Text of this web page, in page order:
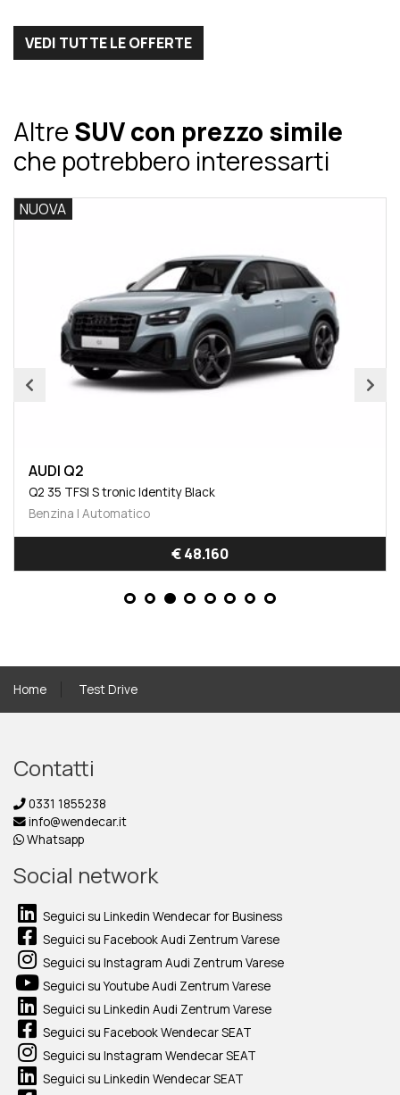
VEDI TUTTE LE OFFERTE
AltreSUV con prezzo simile
che potrebbero interessarti
NUOVA
AUDI Q2
Q2 35 TFSI S tronic Identity Black
Benzina | Automatico
€ 48.160
Home Test Drive
Contatti
0331 1855238
info@wendecar.it
Whatsapp
Social network
Seguici su Linkedin Wendecar for Business
Seguici su Facebook Audi Zentrum Varese
Seguici su Instagram Audi Zentrum Varese
Seguici su Youtube Audi Zentrum Varese
Seguici su Linkedin Audi Zentrum Varese
Seguici su Facebook Wendecar SEAT
Seguici su Instagram Wendecar SEAT
Seguici su Linkedin Wendecar SEAT